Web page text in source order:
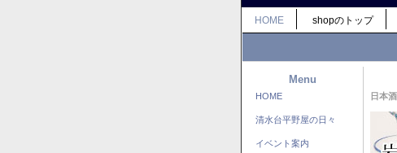
HOME shopのトップ
Menu
HOME
清水台平野屋の日々
イベント案内
日本酒